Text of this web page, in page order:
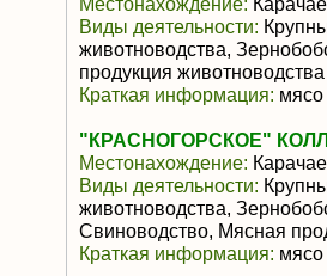
Виды деятельности:
животноводства,
продукция животноводства
Краткая информация: мясо
"КРАСНОГОРСКОЕ"
Местонахождение:
Виды деятельности:
животноводства,
Свиноводство, Мясная
Краткая информация: мясо